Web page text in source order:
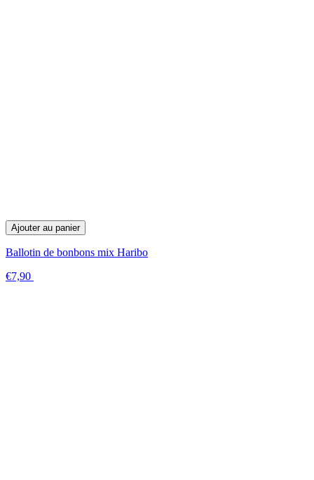
Ajouter au panier
Ballotin de bonbons mix Haribo
€7,90